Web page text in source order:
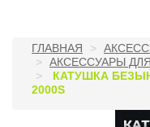
ГЛАВНАЯ
АКСЕССУАРЫ
КАТУШКА
2000S